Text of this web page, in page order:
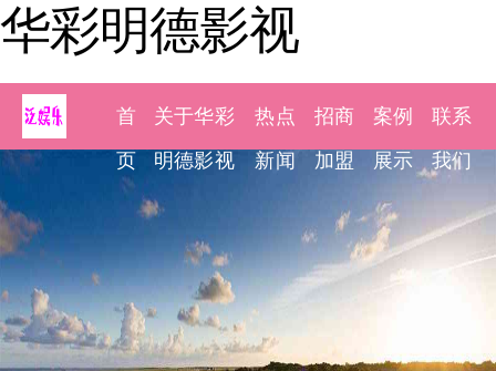
华彩明德影视
首
页
关于华彩
明德影视
热点
新闻
招商
加盟
案例
展示
联系
我们